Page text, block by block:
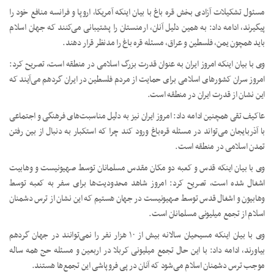
مسئول تشکیلات آزادی بخش قره باغ با بیان اینکه آمریکا، اروپا و فرانسه منافع خود را
پیگیرند، ادامه داد: به همین دلیل آنان، ارمنستان را پشتیبانی می‌کنند که جهان اسلام
باید همچون یمن، فلسطین و عراق، مسئله قره باغ را مدنظر قرار دهند.
وی با بیان اینکه امروز ایران به عنوان قدرت بزرگ اسلامی در منطقه است، تصریح کرد:
امروز سران کشورهای اسلامی برای حمایت از مردم فلسطین در ایران گردهم می‌آیند که
این نشان از قدرت ایران در منطقه است.
عاکیف تقی همچنین ادامه داد: امروز ایران نیز به دلیل مناسبت‌های فرهنگی و اجتماعی
با آذربایجان می‌تواند در مسئله قره‌باغ ورود کند چرا که استکبار به دنبال از بین رفتن
تمدن اسلامی در منطقه است.
وی با بیان اینکه قدس و کعبه دو مکان مقدس مسلمانان توسط صهیونیست و وهابیت
اشغال شده است، تصریح کرد: امروز شاهد محدودیت‌ها برای سفر به کعبه توسط
وهابیون و اشغال قدس توسط صهیونیست در جهان هستیم که این نشان از ترس دشمنان
اسلام از تجمع میلیونی مسلمانان است.
وی با بیان اینکه مسیحیان سالانه بیش از ۱۰ هزار نفر را نمی‌توانند در جهان گردهم
بیاورند، ادامه داد: با این حال تجمع میلیونی کربلا در اربعین و مسئله حج همه ساله
موجب ترس دشمنان اسلام می‌شود که آنان در پی فروپاشی این تجمع‌ها هستند.